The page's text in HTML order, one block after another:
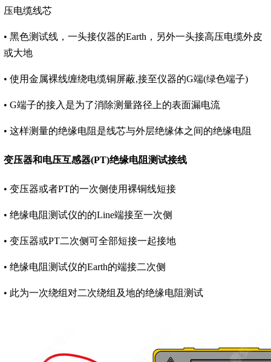
压电缆线芯
• 黑色测试线，一头接仪器的Earth，另外一头接高压电缆外皮
或大地
• 使用金属裸线缠绕电缆铜屏蔽,接至仪器的G端(绿色端子)
• G端子的接入是为了消除测量路径上的表面漏电流
• 这样测量的绝缘电阻是线芯与外层绝缘体之间的绝缘电阻
变压器和电压互感器(PT)绝缘电阻测试接线
• 变压器或者PT的一次侧使用裸铜线短接
• 绝缘电阻测试仪的的Line端接至一次侧
• 变压器或PT二次侧可全部短接一起接地
• 绝缘电阻测试仪的Earth的端接二次侧
• 此为一次绕组对二次绕组及地的绝缘电阻测试